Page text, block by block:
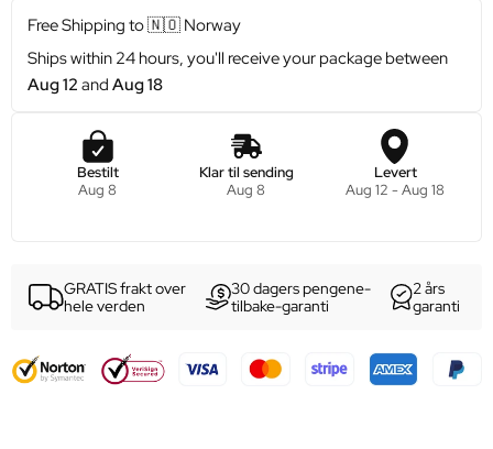
Free Shipping to🇳🇴 Norway
Ships within 24 hours, you'll receive your package between
Aug 12 andAug 18
Bestilt
Aug 8
Klar til sending
Aug 8
Levert
Aug 12 - Aug 18
GRATIS frakt over
hele verden
30 dagers pengene-
tilbake-garanti
2 års
garanti